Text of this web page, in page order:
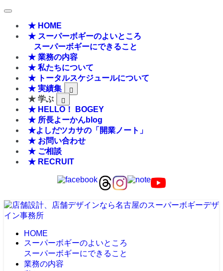
★ HOME
★ スーパーボギーのよいところ
スーパーボギーにできること
★ 業務の内容
★ 私たちについて
★ トータルスケジュールについて
★ 実績集
★ 学ぶ
★ HELLO！ BOGEY
★ 所長よーかんblog
★よしだツカサの「開業ノート」
★ お問い合わせ
★ ご相談
★ RECRUIT
HOME
スーパーボギーのよいところ
スーパーボギーにできること
業務の内容